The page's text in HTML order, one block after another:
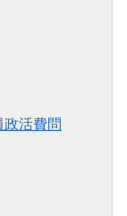
活費問